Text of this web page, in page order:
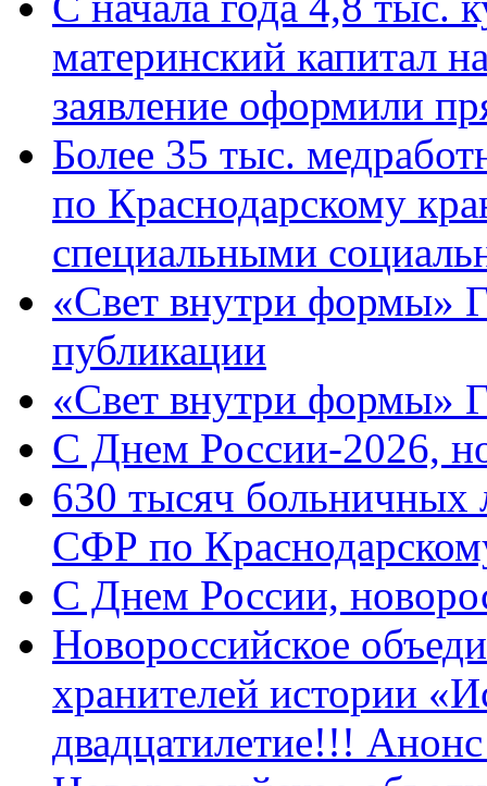
материнский капитал
заявление оформили
Более 35 тыс.
по Краснодарскому
специальными
«Свет внутри формы»
публикации
«Свет внутри формы»
C Днем России-2026,
630 тысяч больничных
СФР по
C Днем России,
Новороссийское
хранителей истории
двадцатилетие!!!